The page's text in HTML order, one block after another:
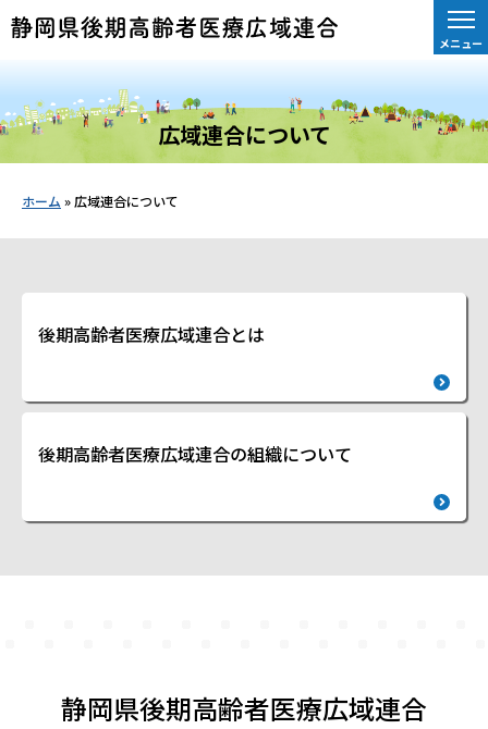
メニュー
広域連合について
ホーム » 広域連合について
後期高齢者医療広域連合とは
後期高齢者医療広域連合の組織について
静岡県後期高齢者医療広域連合